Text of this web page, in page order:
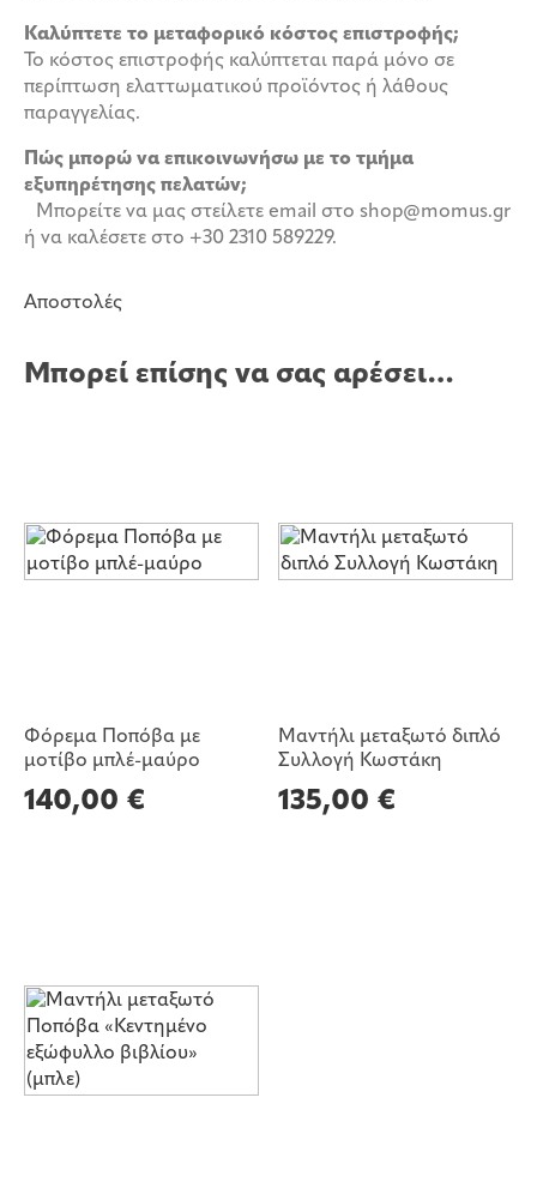
Καλύπτετε το μεταφορικό κόστος επιστροφής;
Το κόστος επιστροφής καλύπτεται παρά μόνο σε
περίπτωση ελαττωματικού προϊόντος ή λάθους
παραγγελίας.
Πώς μπορώ να επικοινωνήσω με το τμήμα
εξυπηρέτησης πελατών;
Μπορείτε να μας στείλετε email στο shop@momus.gr
ή να καλέσετε στο +30 2310 589229.
Αποστολές
Μπορεί επίσης να σας αρέσει…
Φόρεμα Ποπόβα με
μοτίβο μπλέ-μαύρο
140,00 €
Μαντήλι μεταξωτό διπλό
Συλλογή Κωστάκη
135,00 €